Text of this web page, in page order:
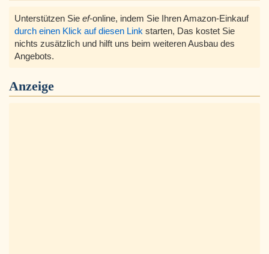
Unterstützen Sie ef-online, indem Sie Ihren Amazon-Einkauf
durch einen Klick auf diesen Link starten, Das kostet Sie
nichts zusätzlich und hilft uns beim weiteren Ausbau des
Angebots.
Anzeige